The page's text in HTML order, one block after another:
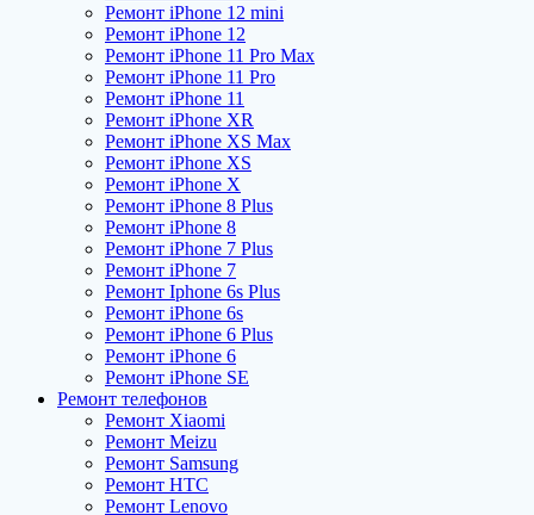
Ремонт iPhone 12 mini
Ремонт iPhone 12
Ремонт iPhone 11 Pro Max
Ремонт iPhone 11 Pro
Ремонт iPhone 11
Ремонт iPhone XR
Ремонт iPhone XS Max
Ремонт iPhone XS
Ремонт iPhone X
Ремонт iPhone 8 Plus
Ремонт iPhone 8
Ремонт iPhone 7 Plus
Ремонт iPhone 7
Ремонт Iphone 6s Plus
Ремонт iPhone 6s
Ремонт iPhone 6 Plus
Ремонт iPhone 6
Ремонт iPhone SE
Ремонт телефонов
Ремонт Xiaomi
Ремонт Meizu
Ремонт Samsung
Ремонт HTC
Ремонт Lenovo